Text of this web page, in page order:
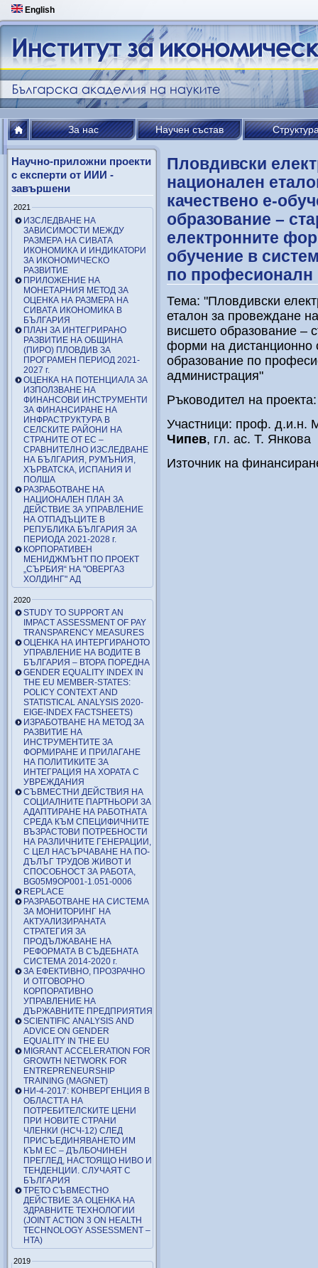
English
За нас Научен състав
Научно-приложни проекти
с експерти от ИИИ -
завършени
2021
ИЗСЛЕДВАНЕ НА
ЗАВИСИМОСТИ МЕЖДУ
РАЗМЕРА НА СИВАТА
ИКОНОМИКА И ИНДИКАТОРИ
ЗА ИКОНОМИЧЕСКО
РАЗВИТИЕ
ПРИЛОЖЕНИЕ НА
МОНЕТАРНИЯ МЕТОД ЗА
ОЦЕНКА НА РАЗМЕРА НА
СИВАТА ИКОНОМИКА В
БЪЛГАРИЯ
ПЛАН ЗА ИНТЕГРИРАНО
РАЗВИТИЕ НА ОБЩИНА
(ПИРО) ПЛОВДИВ ЗА
ПРОГРАМЕН ПЕРИОД 2021-
2027 г.
ОЦЕНКА НА ПОТЕНЦИАЛА ЗА
ИЗПОЛЗВАНЕ НА
ФИНАНСОВИ ИНСТРУМЕНТИ
ЗА ФИНАНСИРАНЕ НА
ИНФРАСТРУКТУРА В
СЕЛСКИТЕ РАЙОНИ НА
СТРАНИТЕ ОТ ЕС –
СРАВНИТЕЛНО ИЗСЛЕДВАНЕ
НА БЪЛГАРИЯ, РУМЪНИЯ,
ХЪРВАТСКА, ИСПАНИЯ И
ПОЛША
РАЗРАБОТВАНЕ НА
НАЦИОНАЛЕН ПЛАН ЗА
ДЕЙСТВИЕ ЗА УПРАВЛЕНИЕ
НА ОТПАДЪЦИТЕ В
РЕПУБЛИКА БЪЛГАРИЯ ЗА
ПЕРИОДА 2021-2028 г.
КОРПОРАТИВЕН
МЕНИДЖМЪНТ ПО ПРОЕКТ
„СЪРБИЯ“ НА "ОВЕРГАЗ
ХОЛДИНГ" АД
2020
STUDY TO SUPPORT AN
IMPACT ASSESSMENT OF PAY
TRANSPARENCY MEASURES
ОЦЕНКА НА ИНТЕРГИРАНОТО
УПРАВЛЕНИЕ НА ВОДИТЕ В
БЪЛГАРИЯ – ВТОРА ПОРЕДНА
GENDER EQUALITY INDEX IN
THE EU MEMBER-STATES:
POLICY CONTEXT AND
STATISTICAL ANALYSIS 2020-
EIGE-INDEX FACTSHEETS)
ИЗРАБОТВАНЕ НА МЕТОД ЗА
РАЗВИТИЕ НА
ИНСТРУМЕНТИТЕ ЗА
ФОРМИРАНЕ И ПРИЛАГАНЕ
НА ПОЛИТИКИТЕ ЗА
ИНТЕГРАЦИЯ НА ХОРАТА С
УВРЕЖДАНИЯ
СЪВМЕСТНИ ДЕЙСТВИЯ НА
СОЦИАЛНИТЕ ПАРТНЬОРИ ЗА
АДАПТИРАНЕ НА РАБОТНАТА
СРЕДА КЪМ СПЕЦИФИЧНИТЕ
ВЪЗРАСТОВИ ПОТРЕБНОСТИ
НА РАЗЛИЧНИТЕ ГЕНЕРАЦИИ,
С ЦЕЛ НАСЪРЧАВАНЕ НА ПО-
ДЪЛЪГ ТРУДОВ ЖИВОТ И
СПОСОБНОСТ ЗА РАБОТА,
BG05M9OP001-1.051-0006
REPLACE
РАЗРАБОТВАНЕ НА СИСТЕМА
ЗА МОНИТОРИНГ НА
АКТУАЛИЗИРАНАТА
СТРАТЕГИЯ ЗА
ПРОДЪЛЖАВАНЕ НА
РЕФОРМАТА В СЪДЕБНАТА
СИСТЕМА 2014-2020 г.
ЗА ЕФЕКТИВНО, ПРОЗРАЧНО
И ОТГОВОРНО
КОРПОРАТИВНО
УПРАВЛЕНИЕ НА
ДЪРЖАВНИТЕ ПРЕДПРИЯТИЯ
SCIENTIFIC ANALYSIS AND
ADVICE ON GENDER
EQUALITY IN THE EU
MIGRANT ACCELERATION FOR
GROWTH NETWORK FOR
ENTREPRENEURSHIP
TRAINING (MAGNET)
НИ-4-2017: КОНВЕРГЕНЦИЯ В
ОБЛАСТТА НА
ПОТРЕБИТЕЛСКИТЕ ЦЕНИ
ПРИ НОВИТЕ СТРАНИ
ЧЛЕНКИ (НСЧ-12) СЛЕД
ПРИСЪЕДИНЯВАНЕТО ИМ
КЪМ ЕС – ДЪЛБОЧИНЕН
ПРЕГЛЕД, НАСТОЯЩО НИВО И
ТЕНДЕНЦИИ. СЛУЧАЯТ С
БЪЛГАРИЯ
ТРЕТО СЪВМЕСТНО
ДЕЙСТВИЕ ЗА ОЦЕНКА НА
ЗДРАВНИТЕ ТЕХНОЛОГИИ
(JOINT ACTION 3 ON HEALTH
TECHNOLOGY ASSESSMENT –
HTA)
2019
Пловдивски
национален
качествено е-
образование –
електронните
обучение в
по професионалн
Тема: "Пловдивски
еталон за провеждане
висшето образование –
форми на дистанционно
образование по
администрация"
Ръководител на
Участници: проф. д.и.н.
Чипев, гл. ас. Т. Янкова
Източник на